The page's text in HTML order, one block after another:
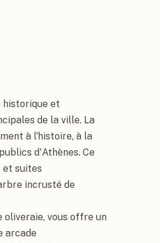
historique et
de la ville. La
à l'histoire, à la
d'Athènes. Ce
et suites
incrusté de
vous offre un
arcade